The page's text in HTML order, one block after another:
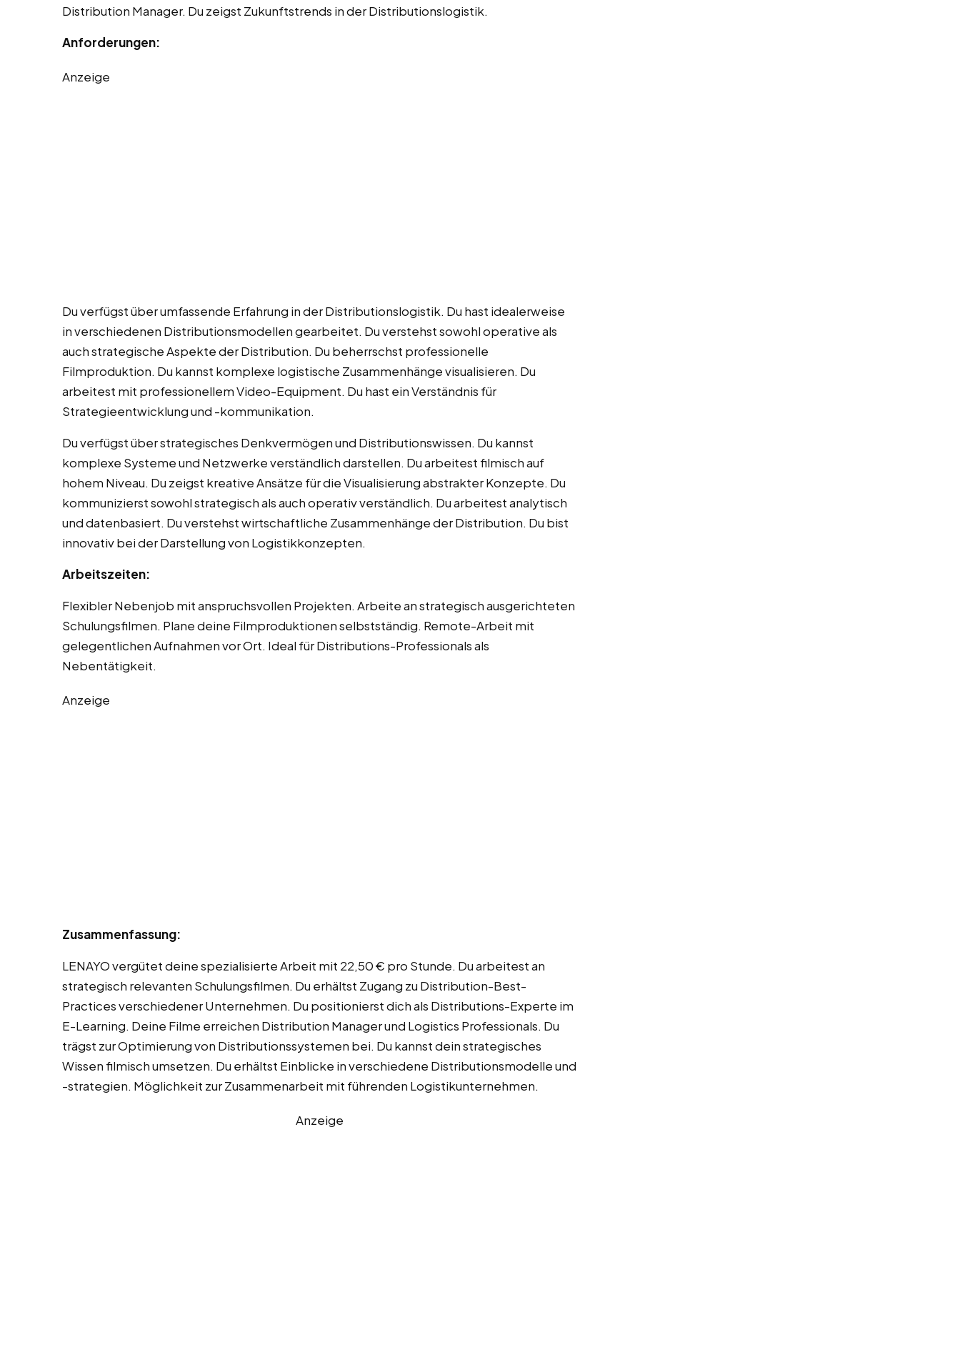
Distribution Manager. Du zeigst Zukunftstrends in der Distributionslogistik.
Anforderungen:
Anzeige
Du verfügst über umfassende Erfahrung in der Distributionslogistik. Du hast idealerweise
in verschiedenen Distributionsmodellen gearbeitet. Du verstehst sowohl operative als
auch strategische Aspekte der Distribution. Du beherrschst professionelle
Filmproduktion. Du kannst komplexe logistische Zusammenhänge visualisieren. Du
arbeitest mit professionellem Video-Equipment. Du hast ein Verständnis für
Strategieentwicklung und -kommunikation.
Du verfügst über strategisches Denkvermögen und Distributionswissen. Du kannst
komplexe Systeme und Netzwerke verständlich darstellen. Du arbeitest filmisch auf
hohem Niveau. Du zeigst kreative Ansätze für die Visualisierung abstrakter Konzepte. Du
kommunizierst sowohl strategisch als auch operativ verständlich. Du arbeitest analytisch
und datenbasiert. Du verstehst wirtschaftliche Zusammenhänge der Distribution. Du bist
innovativ bei der Darstellung von Logistikkonzepten.
Arbeitszeiten:
Flexibler Nebenjob mit anspruchsvollen Projekten. Arbeite an strategisch ausgerichteten
Schulungsfilmen. Plane deine Filmproduktionen selbstständig. Remote-Arbeit mit
gelegentlichen Aufnahmen vor Ort. Ideal für Distributions-Professionals als
Nebentätigkeit.
Anzeige
Zusammenfassung:
LENAYO vergütet deine spezialisierte Arbeit mit 22,50 € pro Stunde. Du arbeitest an
strategisch relevanten Schulungsfilmen. Du erhältst Zugang zu Distribution-Best-
Practices verschiedener Unternehmen. Du positionierst dich als Distributions-Experte im
E-Learning. Deine Filme erreichen Distribution Manager und Logistics Professionals. Du
trägst zur Optimierung von Distributionssystemen bei. Du kannst dein strategisches
Wissen filmisch umsetzen. Du erhältst Einblicke in verschiedene Distributionsmodelle und
-strategien. Möglichkeit zur Zusammenarbeit mit führenden Logistikunternehmen.
Anzeige